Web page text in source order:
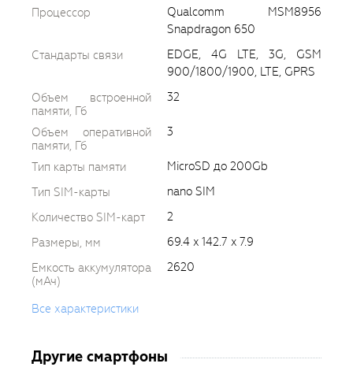
Процессор
Qualcomm MSM8956
Snapdragon 650
Стандарты связи
EDGE, 4G LTE, 3G, GSM
900/1800/1900, LTE, GPRS
Объем встроенной
памяти, Гб
32
Объем оперативной
памяти, Гб
3
Тип карты памяти
MicroSD до 200Gb
Тип SIM-карты
nano SIM
Количество SIM-карт
2
Размеры, мм
69.4 x 142.7 x 7.9
Емкость аккумулятора
(мАч)
2620
Все характеристики
Другие смартфоны